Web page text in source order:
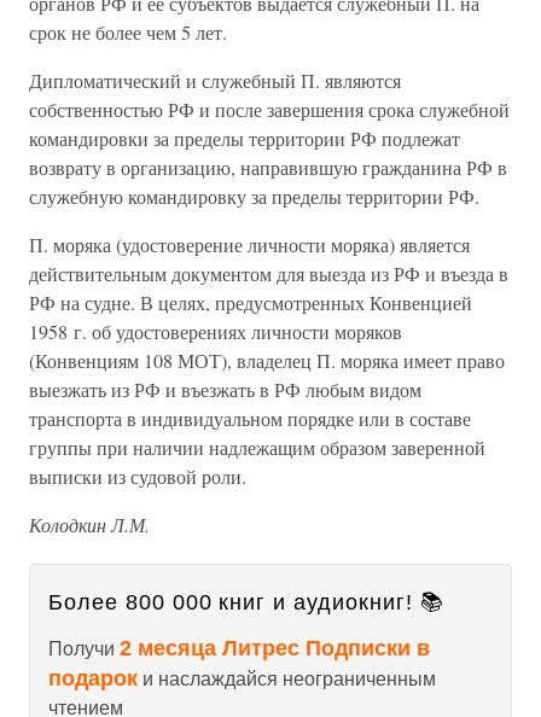
срок не более чем 5 лет.
Дипломатический и служебный П. являются
собственностью РФ и после завершения срока служебной
командировки за пределы территории РФ подлежат
возврату в организацию, направившую гражданина РФ в
служебную командировку за пределы территории РФ.
П. моряка (удостоверение личности моряка) является
действительным документом для выезда из РФ и въезда в
РФ на судне. В целях, предусмотренных Конвенцией
1958 г. об удостоверениях личности моряков
(Конвенциям 108 МОТ), владелец П. моряка имеет право
выезжать из РФ и въезжать в РФ любым видом
транспорта в индивидуальном порядке или в составе
группы при наличии надлежащим образом заверенной
выписки из судовой роли.
Колодкин Л.М.
Более 800 000 книг и аудиокниг! 📚
Получи 2 месяца Литрес Подписки в
подарок и наслаждайся неограниченным
чтением